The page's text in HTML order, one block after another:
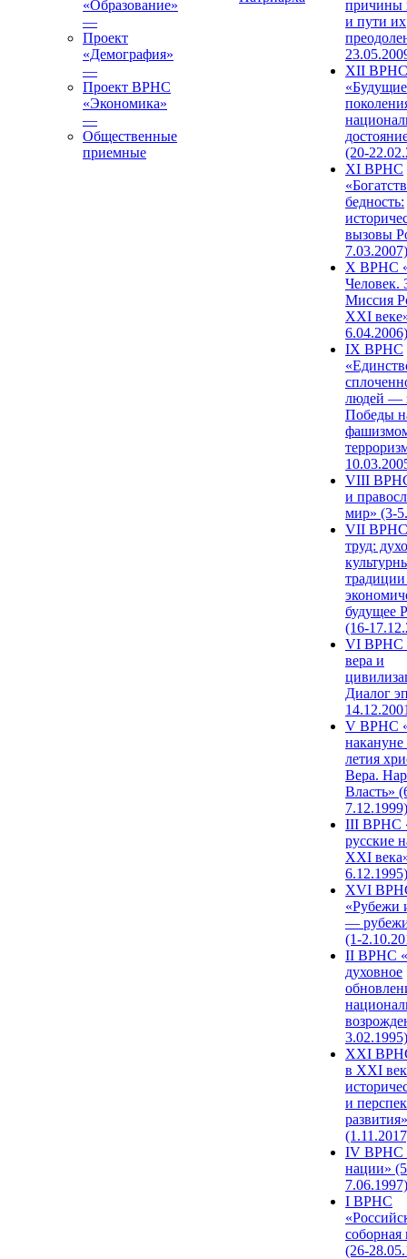
«Образование»
—
Проект
«Демография»
—
Проект ВРНС
«Экономика»
—
Общественные
приемные
причины
и пути их
XII ВРНС
«Будущие
(20-
XI ВРНС
бедность:
вызовы
7.03.2007)
X ВРНС
Человек.
Миссия
XXI
6.04.2006)
IX ВРНС
людей —
Победы
VIII
и
мир» (3-
VII ВРНС
труд:
будущее
(16-
VI ВРНС
вера и
Диалог
V ВРНС
накануне
летия
Вера.
Власть»
7.12.1999)
III ВРНС
русские
XXI
6.12.1995)
XVI
«Рубежи
—
(1-
II ВРНС
духовное
3.02.1995)
XХI
в XXI
и
развития»
IV ВРНС
нации»
7.06.1997)
I ВРНС
(26-